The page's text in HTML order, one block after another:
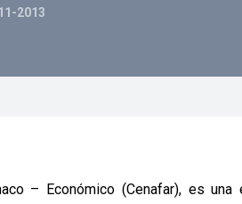
2013
– Económico (Cenafar), es